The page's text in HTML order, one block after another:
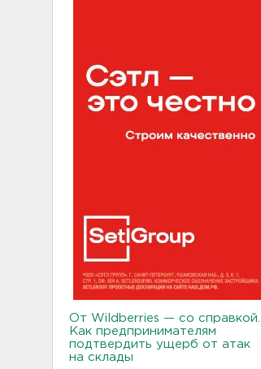
От Wildberries — со справкой.
Как предпринимателям
подтвердить ущерб от атак
на склады